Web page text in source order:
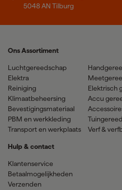
5048 AN Tilburg
Ons Assortiment
Luchtgereedschap
Elektra
Reiniging
Klimaatbeheersing
Bevestigingsmateriaal
PBM en werkkleding
Transport en werkplaats
Elektrisch
Accu
Verf &
Hulp & contact
Klantenservice
Betaalmogelijkheden
Verzenden